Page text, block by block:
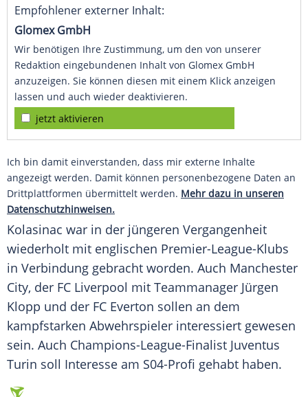
Empfohlener externer Inhalt:
Glomex GmbH
Wir benötigen Ihre Zustimmung, um den von unserer
Redaktion eingebundenen Inhalt von Glomex GmbH
anzuzeigen. Sie können diesen mit einem Klick anzeigen
lassen und auch wieder deaktivieren.
jetzt aktivieren
Ich bin damit einverstanden, dass mir externe Inhalte
angezeigt werden. Damit können personenbezogene Daten an
Drittplattformen übermittelt werden. Mehr dazu in unseren
Datenschutzhinweisen.
Kolasinac war in der jüngeren Vergangenheit
wiederholt mit englischen Premier-League-Klubs
in Verbindung gebracht worden. Auch Manchester
City, der FC Liverpool mit Teammanager Jürgen
Klopp und der FC Everton sollen an dem
kampfstarken Abwehrspieler interessiert gewesen
sein. Auch Champions-League-Finalist Juventus
Turin soll Interesse am S04-Profi gehabt haben.